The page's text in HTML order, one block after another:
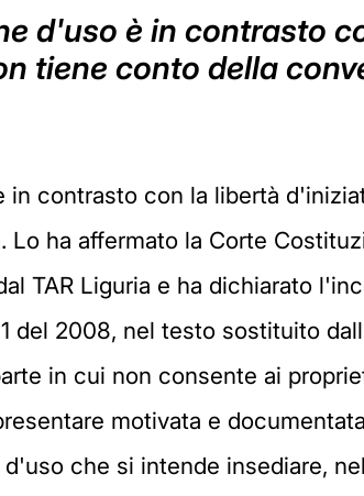
d'uso è in contrasto
tiene conto della
contrasto con la libertà
ha affermato la Corte
TAR Liguria e ha dichiarato
del 2008, nel testo sostituito
in cui non consente ai
motivata e
che si intende insediare,